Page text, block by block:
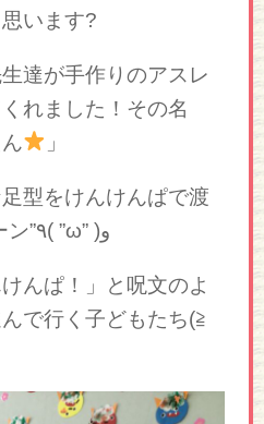
います?
達が手作りのアスレ
れました！その名
」
型をけんけんぱで渡
る、“けんけんぱゾーン”٩( ”ω” )و
んぱ！」と呪文のよ
で行く子どもたち(≧